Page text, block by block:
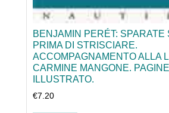
BENJAMIN PERÉT: SPARATE
PRIMA DI STRISCIARE.
ACCOMPAGNAMENTO ALLA
CARMINE MANGONE.
ILLUSTRATO.
€7.20